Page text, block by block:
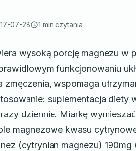
07-28 1 min czytania
wysoką porcję magnezu w
funkcjonowaniu
zmęczenia, wspomaga
suplementacja diety
dziennie. Miarkę
magnezowe kwasu
(cytrynian magnezu)